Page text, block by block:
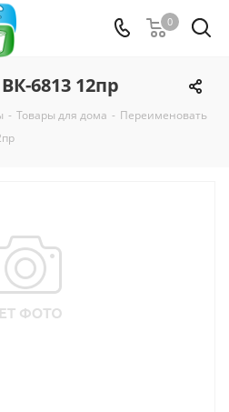
0
6813 12пр
- Товары для дома - Переименовать